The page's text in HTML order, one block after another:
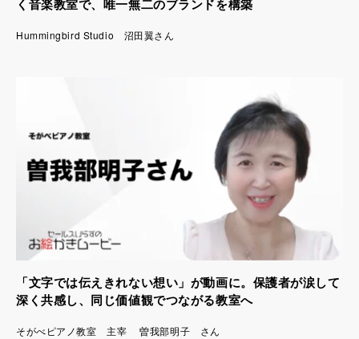
く音楽教室で、唯一無二のブランドを構築
Hummingbird Studio 沼田翼さん
「文字では伝えきれない想い」が動画に。保護者が涙して
深く共感し、同じ価値観でつながる教室へ
そがべピアノ教室 主宰 曽我部明子 さん